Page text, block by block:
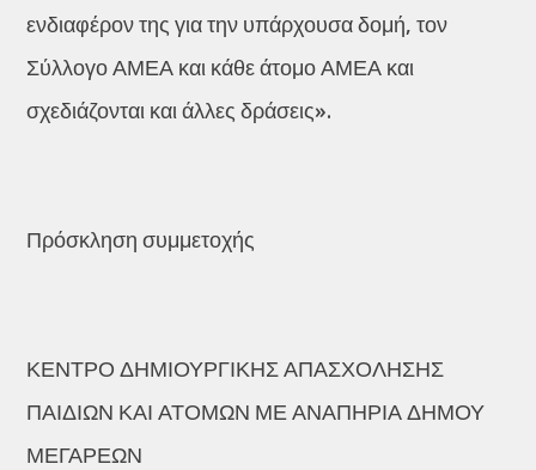
ενδιαφέρον της για την υπάρχουσα δομή, τον
Σύλλογο ΑΜΕΑ και κάθε άτομο ΑΜΕΑ και
σχεδιάζονται και άλλες δράσεις».
Πρόσκληση συμμετοχής
ΚΕΝΤΡΟ ΔΗΜΙΟΥΡΓΙΚΗΣ ΑΠΑΣΧΟΛΗΣΗΣ
ΠΑΙΔΙΩΝ ΚΑΙ ΑΤΟΜΩΝ ΜΕ ΑΝΑΠΗΡΙΑ ΔΗΜΟΥ
ΜΕΓΑΡΕΩΝ